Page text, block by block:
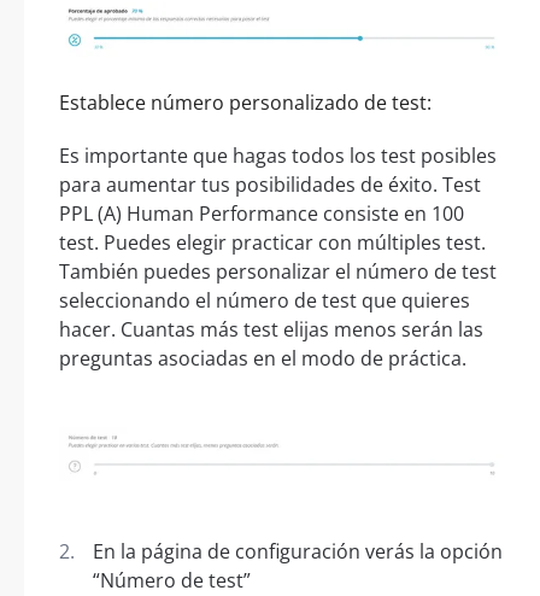
Establece número personalizado de test:
Es importante que hagas todos los test posibles
para aumentar tus posibilidades de éxito. Test
PPL (A) Human Performance consiste en 100
test. Puedes elegir practicar con múltiples test.
También puedes personalizar el número de test
seleccionando el número de test que quieres
hacer. Cuantas más test elijas menos serán las
preguntas asociadas en el modo de práctica.
En la página de configuración verás la opción
“Número de test”